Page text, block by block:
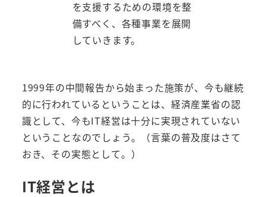
を支援するための環境を整
備すべく、各種事業を展開
していきます。
1999年の中間報告から始まった施策が、今も継続
的に行われているということは、経済産業省の認
識として、今もIT経営は十分に実現されていない
ということなのでしょう。（言葉の普及度はさて
おき、その実態として。）
IT経営とは